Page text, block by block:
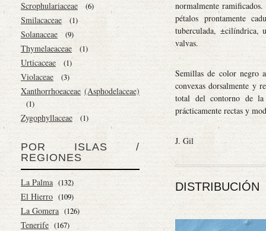
Scrophulariaceae (6)
Smilacaceae (1)
Solanaceae (9)
Thymelaeaceae (1)
Urticaceae (1)
Violaceae (3)
Xanthorrhoeaceae (Asphodelaceae)
(1)
Zygophyllaceae (1)
POR ISLAS /
REGIONES
La Palma (132)
El Hierro (109)
La Gomera (126)
Tenerife (167)
normalmente
pétalos prontamente
tuberculada, ±cilíndrica,
valvas.
Semillas de color negro
convexas dorsalmente y
total del contorno de la
prácticamente rectas y
J. Gil
DISTRIBUCIÓN